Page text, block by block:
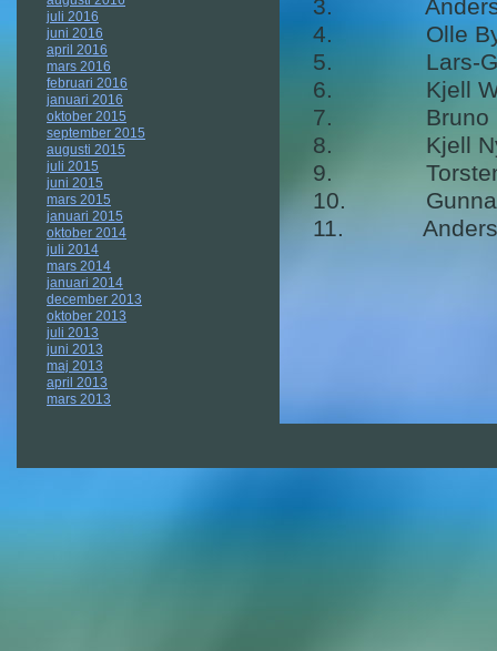
juli 2016
juni 2016
april 2016
mars 2016
februari 2016
januari 2016
oktober 2015
september 2015
augusti 2015
juli 2015
juni 2015
mars 2015
januari 2015
oktober 2014
juli 2014
mars 2014
januari 2014
december 2013
oktober 2013
juli 2013
juni 2013
maj 2013
april 2013
mars 2013
3. Anders
4. Olle
5. Lars-
6. Kjell
7. Bruno
8. Kjell
9. Torsten
10. Gunnar
11.